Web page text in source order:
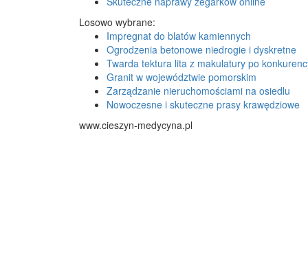
Losowo wybrane:
Impregnat do blatów kamiennych
Ogrodzenia betonowe niedrogie i dyskretne
Twarda tektura lita z makulatury po
Granit w województwie pomorskim
Zarządzanie nieruchomościami na osiedlu
Nowoczesne i skuteczne prasy krawędziowe
www.cieszyn-medycyna.pl